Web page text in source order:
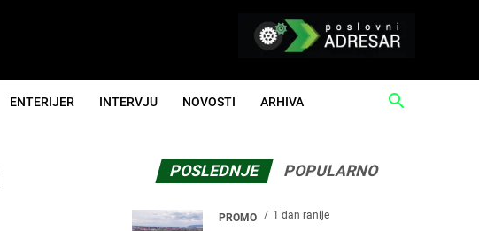
ENTERIJER INTERVJU NOVOSTI ARHIVA
POSLEDNJE POPULARNO
PROMO 1 dan ranije